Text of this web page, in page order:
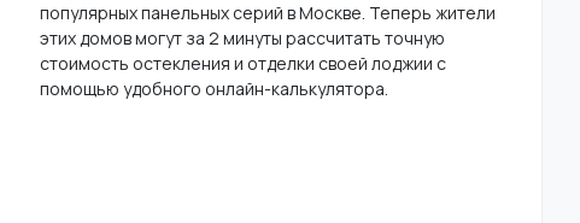
популярных панельных серий в Москве. Теперь жители
этих домов могут за 2 минуты рассчитать точную
стоимость остекления и отделки своей лоджии с
помощью удобного онлайн-калькулятора.